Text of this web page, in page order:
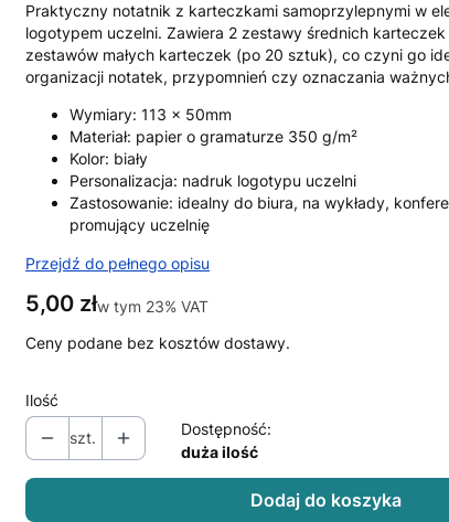
Praktyczny notatnik z karteczkami samoprzylepnymi w
logotypem uczelni. Zawiera 2 zestawy średnich
zestawów małych karteczek (po 20 sztuk), co czyni go
organizacji notatek, przypomnień czy oznaczania
Wymiary: 113 x 50mm
Materiał: papier o gramaturze 350 g/m²
Kolor: biały
Personalizacja: nadruk logotypu uczelni
Zastosowanie: idealny do biura, na wykłady,
promujący uczelnię
Przejdź do pełnego opisu
Cena
5,00 złw tym 23% VAT
w tym 23% VAT
Ceny podane bez kosztów dostawy.
Ilość
szt.
Dostępność:
duża ilość
Dodaj do koszyka